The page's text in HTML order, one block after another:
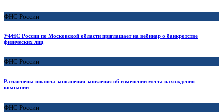
ФНС России
УФНС России по Московской области приглашает на вебинар о банкротстве
физических лиц
ФНС России
Разъяснены нюансы заполнения заявления об изменении места нахождения
компании
ФНС России